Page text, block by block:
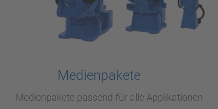
Medienpakete
Medienpakete passend für alle Applikationen